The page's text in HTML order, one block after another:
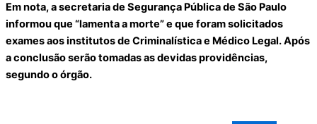
Em nota, a secretaria de Segurança Pública de São Paulo
informou que “lamenta a morte” e que foram solicitados
exames aos institutos de Criminalística e Médico Legal. Após
a conclusão serão tomadas as devidas providências,
segundo o órgão.